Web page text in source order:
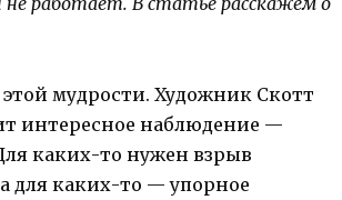
мудрости. Художник Скотт
интересное наблюдение —
каких-то нужен взрыв
для каких-то — упорное